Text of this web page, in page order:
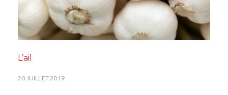
L’ail
20 JUILLET 2019